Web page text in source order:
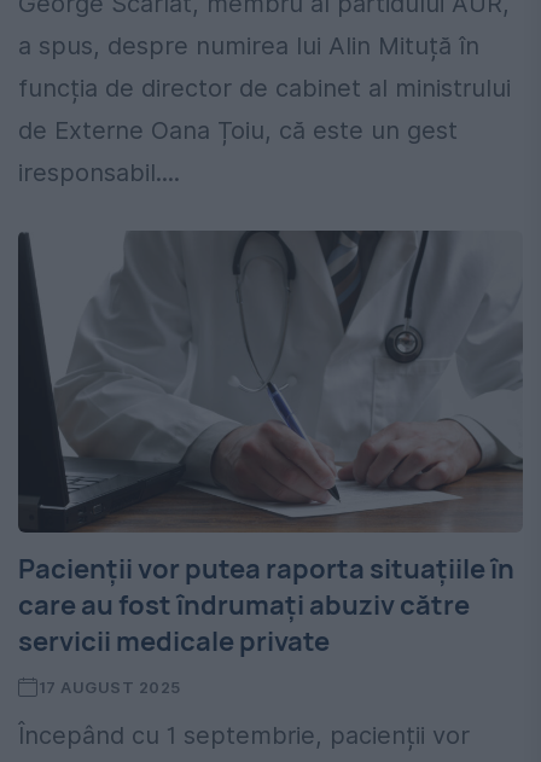
a spus, despre numirea lui Alin Mituță în
funcția de director de cabinet al ministrului
de Externe Oana Țoiu, că este un gest
iresponsabil....
Pacienții vor putea raporta situațiile în
care au fost îndrumați abuziv către
servicii medicale private
17 AUGUST 2025
Începând cu 1 septembrie, pacienții vor